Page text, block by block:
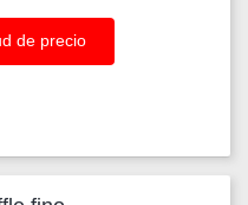
de precio